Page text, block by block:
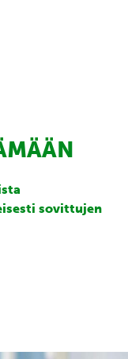
sovittujen